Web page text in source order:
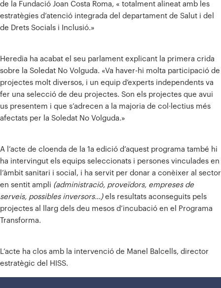
de la Fundació Joan Costa Roma, « totalment alineat amb les
estratègies d’atenció integrada del departament de Salut i del
de Drets Socials i Inclusió.»
Heredia ha acabat el seu parlament explicant la primera crida
sobre la Soledat No Volguda. «Va haver-hi molta participació de
projectes molt diversos, i un equip d’experts independents va
fer una selecció de deu projectes. Son els projectes que avui
us presentem i que s’adrecen a la majoria de col·lectius més
afectats per la Soledat No Volguda.»
A l’acte de cloenda de la 1a edició d’aquest programa també hi
ha intervingut els equips seleccionats i persones vinculades en
l’àmbit sanitari i social, i ha servit per donar a conèixer al sector
en sentit ampli (administració, proveïdors, empreses de
serveis, possibles inversors…)els resultats aconseguits pels
projectes al llarg dels deu mesos d’incubació en el Programa
Transforma.
L’acte ha clos amb la intervenció de Manel Balcells, director
estratègic del HISS.